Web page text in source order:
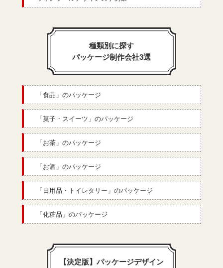
種類別に探す
パッケージ制作会社3選
「食品」のパッケージ
「菓子・スイーツ」のパッケージ
「お茶」のパッケージ
「お酒」のパッケージ
「日用品・トイレタリー」のパッケージ
「化粧品」のパッケージ
【決定版】パッケージデザイン